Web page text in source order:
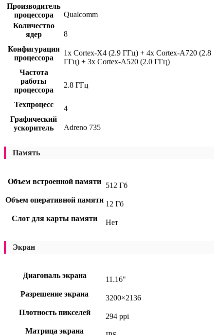
Производитель
процессора
Qualcomm
Количество
ядер
8
Конфигурация
процессора
1x Cortex-X4 (2.9 ГГц) + 4x Cortex-A720 (2.8
ГГц) + 3x Cortex-A520 (2.0 ГГц)
Частота
работы
процессора
2.8 ГГц
Техпроцесс
4
Графический
ускоритель
Adreno 735
Память
Объем встроенной памяти 512 Гб
Объем оперативной памяти 12 Гб
Слот для карты памяти
Нет
Экран
Диагональ экрана
11.16"
Разрешение экрана
3200×2136
Плотность пикселей
294 ppi
Матрица экрана